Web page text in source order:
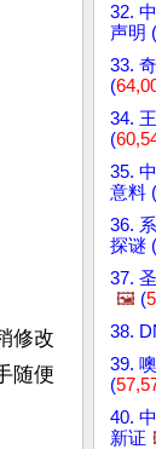
修改
随便
32.
声明 (
33.
(
34.
(
35.
意料 (
36.
探谜 (
37.
🖼️ (
38.
39.
(
40.
新证